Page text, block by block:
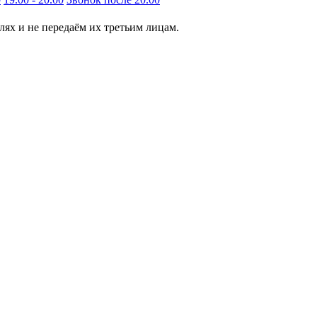
и не передаём их третьим лицам.